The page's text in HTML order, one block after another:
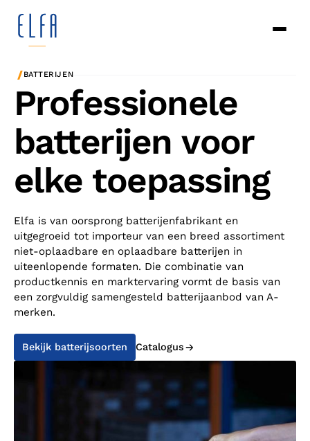
/BATTERIJEN
Professionele
batterijen voor
elke toepassing
Elfa is van oorsprong batterijenfabrikant en
uitgegroeid tot importeur van een breed assortiment
niet-oplaadbare en oplaadbare batterijen in
uiteenlopende formaten. Die combinatie van
productkennis en marktervaring vormt de basis van
een zorgvuldig samengesteld batterijaanbod van A-
merken.
Bekijk batterijsoorten Catalogus